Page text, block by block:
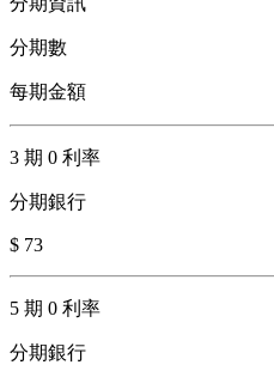
分期數
每期金額
3 期 0 利率
分期銀行
$ 73
5 期 0 利率
分期銀行